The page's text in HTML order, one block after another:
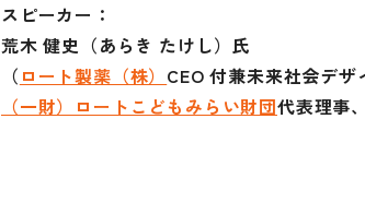
スピーカー：
荒木 健史（あらき たけし）氏
（ ロート製薬（株） CEO 付兼未来社会デザ
（一財）ロートこどもみらい財団代表理事